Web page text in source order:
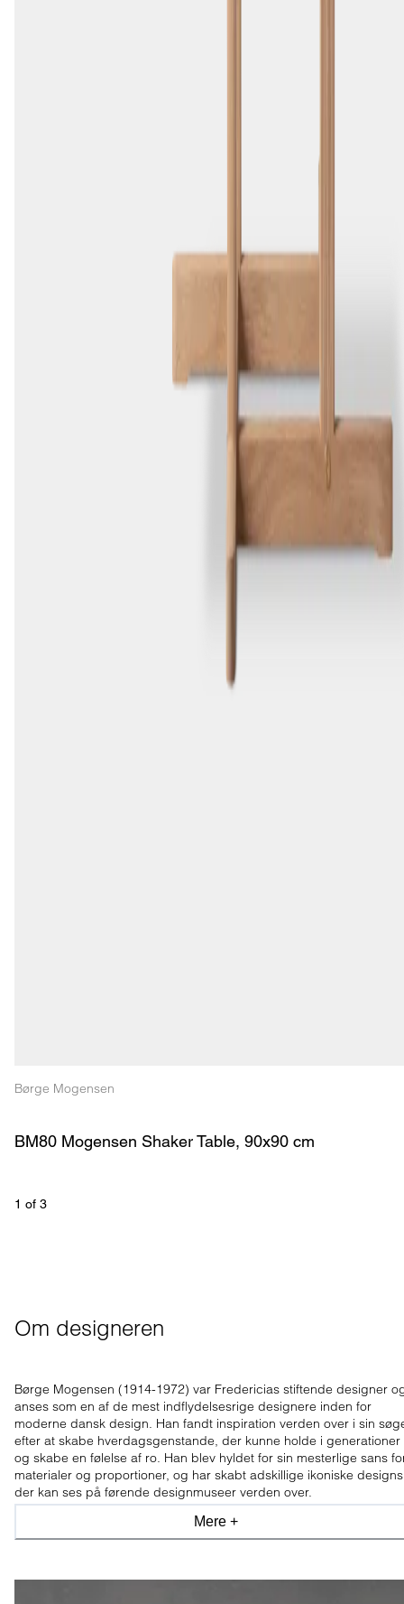
Børge Mogensen
BM80 Mogensen Shaker Table, 90x90 cm
1 of 3
Om designeren
Børge Mogensen (1914-1972) var Fredericias stiftende designer
anses som en af de mest indflydelsesrige designere inden for
moderne dansk design. Han fandt inspiration verden over i sin
efter at skabe hverdagsgenstande, der kunne holde i generationer
og skabe en følelse af ro. Han blev hyldet for sin mesterlige sans
materialer og proportioner, og har skabt adskillige ikoniske
der kan ses på førende designmuseer verden over.
Mere +